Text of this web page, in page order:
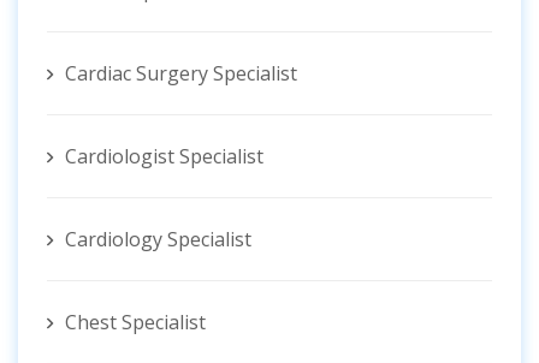
Cardiac Surgery Specialist
Cardiologist Specialist
Cardiology Specialist
Chest Specialist